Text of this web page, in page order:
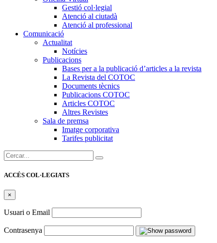
Gestió col·legial
Atenció al ciutadà
Atenció al professional
Comunicació
Actualitat
Notícies
Publicacions
Bases per a la publicació d’articles a la revista
La Revista del COTOC
Documents tècnics
Publicacions COTOC
Articles COTOC
Altres Revistes
Sala de premsa
Imatge corporativa
Tarifes publicitat
Cercar:
ACCÉS COL·LEGIATS
×
Usuari o Email
Contrasenya